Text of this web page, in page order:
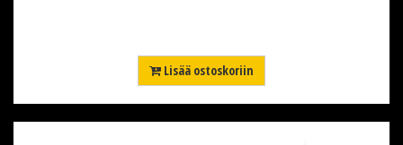
Lisää ostoskoriin